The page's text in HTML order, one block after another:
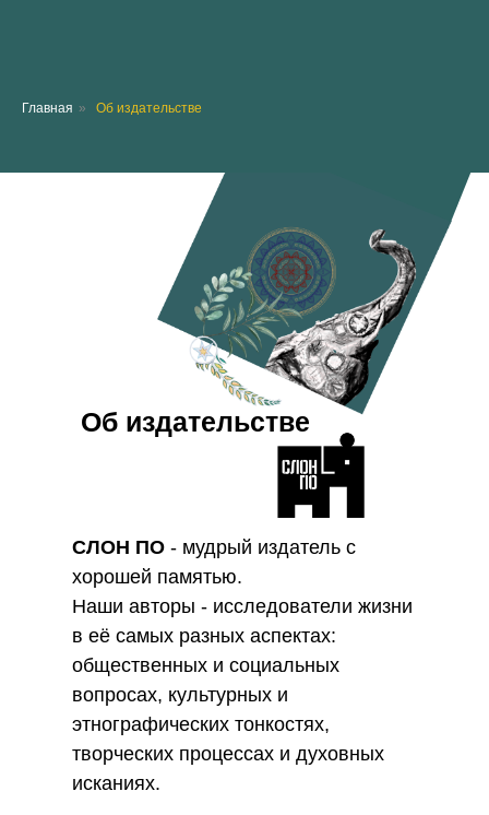
Главная » Об издательстве
Об издательстве
СЛОН ПО - мудрый издатель с
хорошей памятью.
Наши авторы - исследователи жизни
в её самых разных аспектах:
общественных и социальных
вопросах, культурных и
этнографических тонкостях,
творческих процессах и духовных
исканиях.